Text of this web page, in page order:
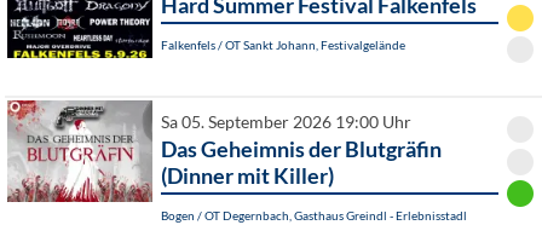
Falkenfels / OT Sankt Johann, Festivalgelände
Sa 05. September 2026 19:00 Uhr
Das Geheimnis der Blutgräfin
(Dinner mit Killer)
Bogen / OT Degernbach, Gasthaus Greindl - Erlebnisstadl